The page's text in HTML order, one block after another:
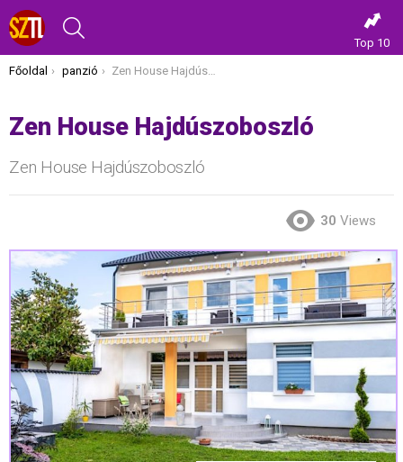
Top 10
Itt vagy most:
Főoldal panzió Zen House Hajdúszoboszló
Zen House Hajdúszoboszló
Zen House Hajdúszoboszló
30 Views